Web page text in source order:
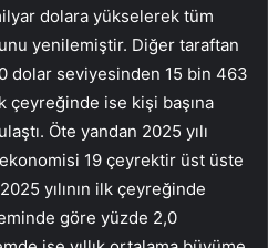
dolara yükselerek tüm
yenilemiştir. Diğer taraftan
dolar seviyesinden 15 bin 463
çeyreğinde ise kişi başına
Öte yandan 2025 yılı
19 çeyrektir üst üste
yılının ilk çeyreğinde
göre yüzde 2,0